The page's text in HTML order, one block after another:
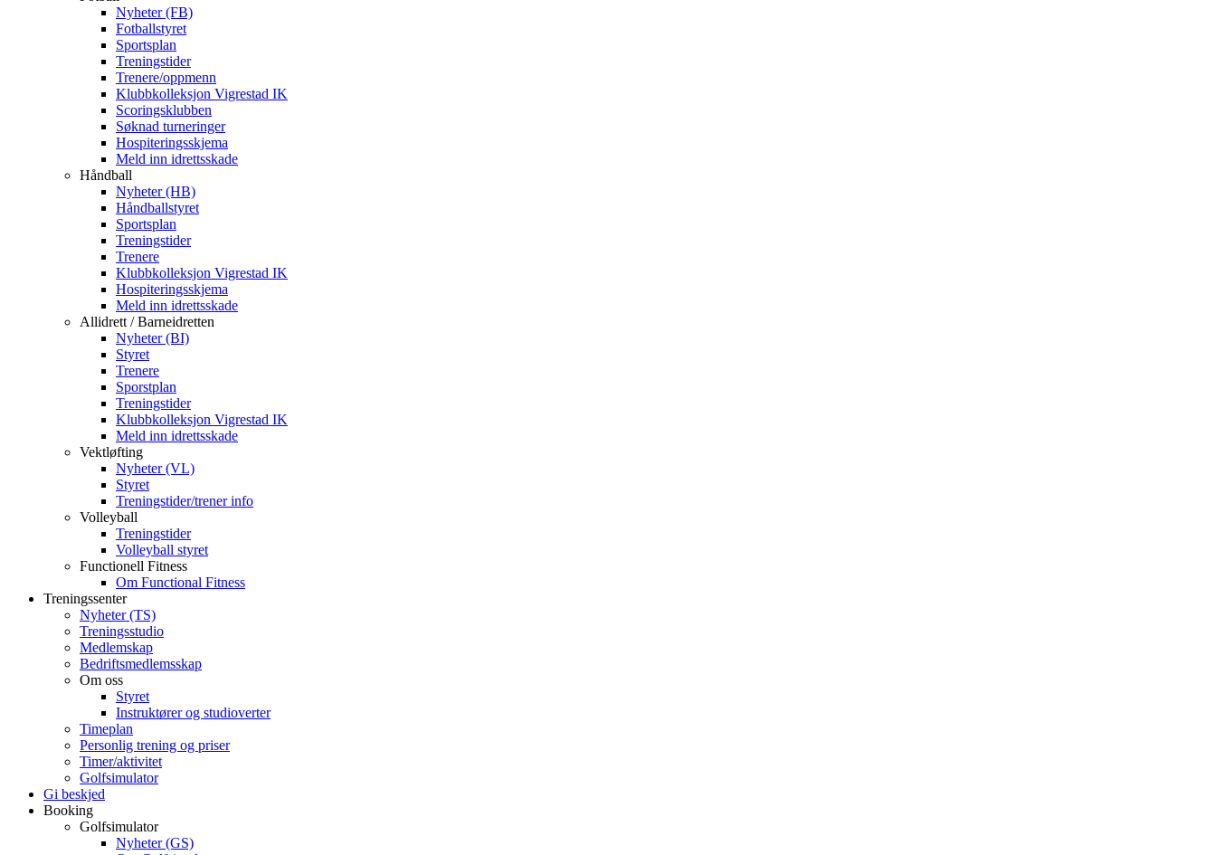
Nyheter (FB)
Fotballstyret
Sportsplan
Treningstider
Trenere/oppmenn
Klubbkolleksjon Vigrestad IK
Scoringsklubben
Søknad turneringer
Hospiteringsskjema
Meld inn idrettsskade
Håndball
Nyheter (HB)
Håndballstyret
Sportsplan
Treningstider
Trenere
Klubbkolleksjon Vigrestad IK
Hospiteringsskjema
Meld inn idrettsskade
Allidrett / Barneidretten
Nyheter (BI)
Styret
Trenere
Sporstplan
Treningstider
Klubbkolleksjon Vigrestad IK
Meld inn idrettsskade
Vektløfting
Nyheter (VL)
Styret
Treningstider/trener info
Volleyball
Treningstider
Volleyball styret
Functionell Fitness
Om Functional Fitness
Treningssenter
Nyheter (TS)
Treningsstudio
Medlemskap
Bedriftsmedlemsskap
Om oss
Styret
Instruktører og studioverter
Timeplan
Personlig trening og priser
Timer/aktivitet
Golfsimulator
Gi beskjed
Booking
Golfsimulator
Nyheter (GS)